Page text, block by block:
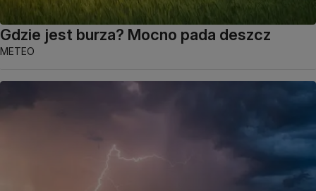
Gdzie jest burza? Mocno pada deszcz
METEO